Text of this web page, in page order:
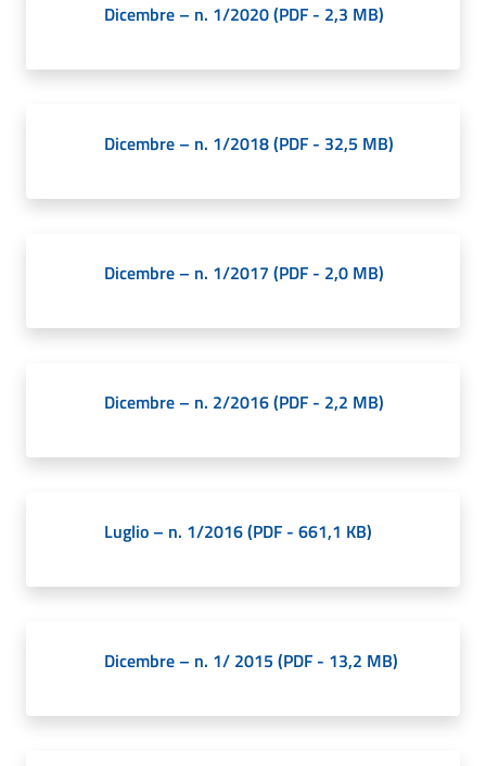
Dicembre – n. 1/2020(PDF - 2,3 MB)
Dicembre – n. 1/2018(PDF - 32,5 MB)
Dicembre – n. 1/2017 (PDF - 2,0 MB)
Dicembre – n. 2/2016(PDF - 2,2 MB)
Luglio – n. 1/2016(PDF - 661,1 KB)
Dicembre – n. 1/ 2015 (PDF - 13,2 MB)